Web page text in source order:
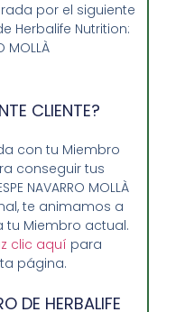
por el siguiente
Herbalife Nutrition:
MOLLÀ
CLIENTE?
con tu Miembro
conseguir tus
NAVARRO MOLLÀ
te animamos a
Miembro actual.
clic aquí para
página.
DE HERBALIFE